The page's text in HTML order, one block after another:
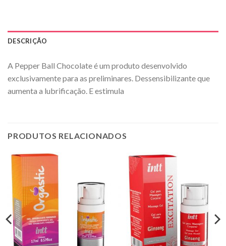
DESCRIÇÃO
A Pepper Ball Chocolate é um produto desenvolvido
exclusivamente para as preliminares. Dessensibilizante que
aumenta a lubrificação. E estimula
PRODUTOS RELACIONADOS